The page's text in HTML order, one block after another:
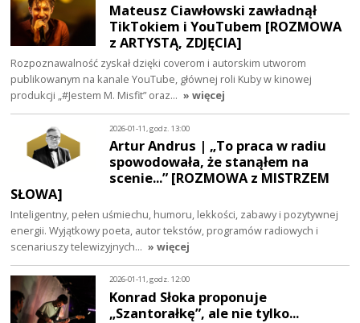
Mateusz Ciawłowski zawładnął
TikTokiem i YouTubem [ROZMOWA
z ARTYSTĄ, ZDJĘCIA]
Rozpoznawalność zyskał dzięki coverom i autorskim utworom
publikowanym na kanale YouTube, głównej roli Kuby w kinowej
produkcji „#Jestem M. Misfit” oraz… » więcej
2026-01-11, godz. 13:00
Artur Andrus | „To praca w radiu
spowodowała, że stanąłem na
scenie...” [ROZMOWA z MISTRZEM
SŁOWA]
Inteligentny, pełen uśmiechu, humoru, lekkości, zabawy i pozytywnej
energii. Wyjątkowy poeta, autor tekstów, programów radiowych i
scenariuszy telewizyjnych… » więcej
2026-01-11, godz. 12:00
Konrad Słoka proponuje
„Szantorałkę”, ale nie tylko...